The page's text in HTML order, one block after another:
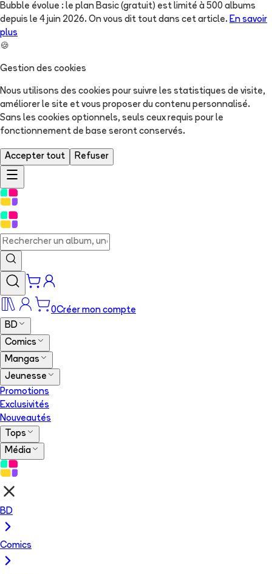
Bubble évolue : le plan Basic (gratuit) est limité à 500 albums
depuis le 4 juin 2026. On vous dit tout dans cet article. En savoir
plus
🍪
Gestion des cookies
Nous utilisons des cookies pour suivre les statistiques de visite,
améliorer le site et vous proposer du contenu personnalisé.
Sans les cookies optionnels, seuls ceux requis pour le
fonctionnement de base seront conservés.
Accepter tout Refuser
0Créer mon compte
BD
Comics
Mangas
Jeunesse
Promotions
Exclusivités
Nouveautés
Tops
Média
BD
Comics